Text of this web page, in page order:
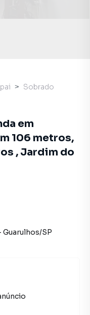
Sobrado
em
106 metros,
, Jardim do
Guarulhos/SP